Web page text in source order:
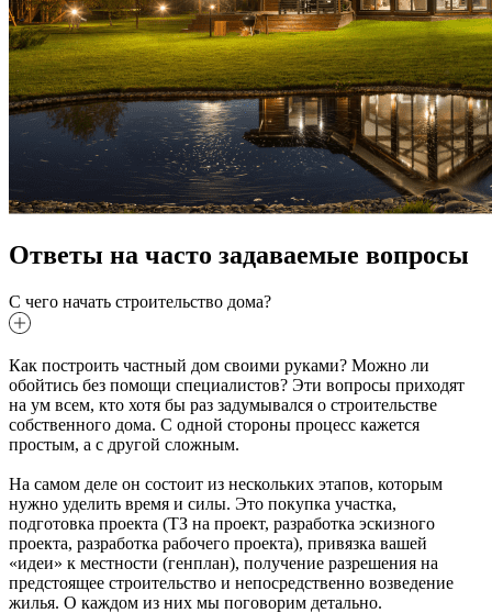
Ответы на часто задаваемые вопросы
С чего начать строительство дома?
Как построить частный дом своими руками? Можно ли
обойтись без помощи специалистов? Эти вопросы приходят
на ум всем, кто хотя бы раз задумывался о строительстве
собственного дома. С одной стороны процесс кажется
простым, а с другой сложным.
На самом деле он состоит из нескольких этапов, которым
нужно уделить время и силы. Это покупка участка,
подготовка проекта (ТЗ на проект, разработка эскизного
проекта, разработка рабочего проекта), привязка вашей
«идеи» к местности (генплан), получение разрешения на
предстоящее строительство и непосредственно возведение
жилья. О каждом из них мы поговорим детально.